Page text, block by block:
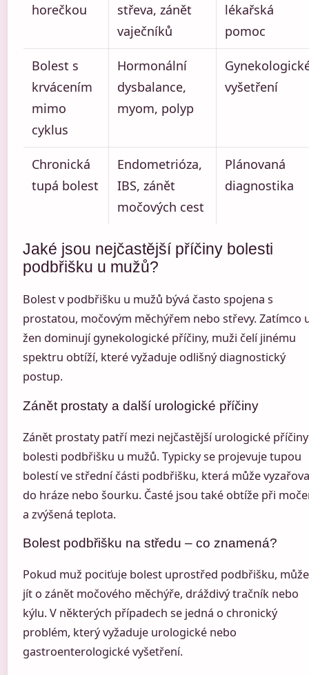
horečkou
střeva, zánět
vaječníků
lékařská
pomoc
Bolest s
krvácením
mimo
cyklus
Hormonální
dysbalance,
myom, polyp
vyšetření
Chronická
tupá bolest
Endometrióza,
IBS, zánět
močových cest
Plánovaná
diagnostika
Jaké jsou nejčastější příčiny bolesti
podbřišku u mužů?
Bolest v podbřišku u mužů bývá často spojena s
prostatou, močovým měchýřem nebo střevy. Zatímco
žen dominují gynekologické příčiny, muži čelí jinému
spektru obtíží, které vyžaduje odlišný diagnostický
postup.
Zánět prostaty a další urologické příčiny
Zánět prostaty patří mezi nejčastější urologické příčiny
bolesti podbřišku u mužů. Typicky se projevuje tupou
bolestí ve střední části podbřišku, která může
do hráze nebo šourku. Časté jsou také obtíže při
a zvýšená teplota.
Bolest podbřišku na středu – co znamená?
Pokud muž pociťuje bolest uprostřed podbřišku, může
jít o zánět močového měchýře, dráždivý tračník nebo
kýlu. V některých případech se jedná o chronický
problém, který vyžaduje urologické nebo
gastroenterologické vyšetření.